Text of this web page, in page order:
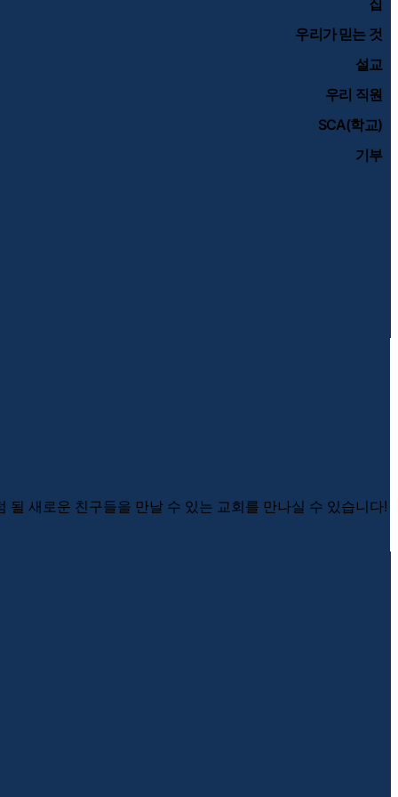
우리가 믿는 것
설교
우리 직원
SCA(학교)
기부
새로운 친구들을 만날 수 있는 교회를 만나실 수 있습니다!